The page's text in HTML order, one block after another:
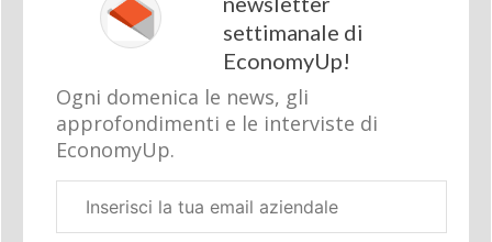
settimanale di
EconomyUp!
Ogni domenica le news, gli
approfondimenti e le interviste di
EconomyUp.
aziendale